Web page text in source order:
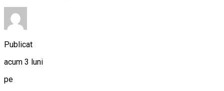
Publicat
acum 3 luni
pe